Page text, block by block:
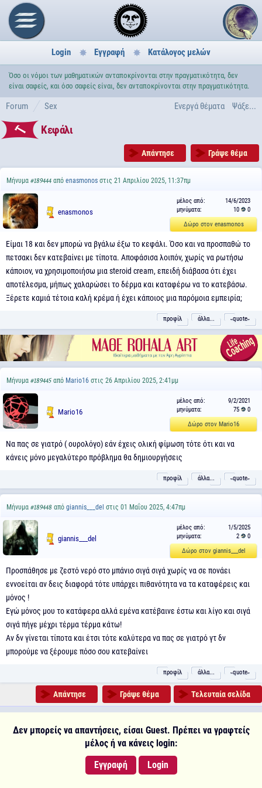
Login Εγγραφή Κατάλογος μελών
Όσο οι νόμοι των μαθηματικών ανταποκρίνονται στην πραγματικότητα, δεν
είναι σαφείς, και όσο σαφείς είναι, δεν ανταποκρίνονται στην πραγματικότητα.
Ενεργά θέματα Ψάξε...
Forum Sex
Κεφάλι
Απάντησε Γράψε θέμα
Μήνυμα #189444 από enasmonos στις 21 Απριλίου 2025, 11:37πμ
enasmonos
μέλος από:
14/6/2023
μηνύματα:
10
0
Δώρο στον enasmonos
Είμαι 18 και δεν μπορώ να βγάλω έξω το κεφάλι. Όσο και να προσπαθώ το
πετσακι δεν κατεβαίνει με τίποτα. Αποφάσισα λοιπόν, χωρίς να ρωτήσω
κάποιον, να χρησιμοποιήσω μια steroid cream, επειδή διάβασα ότι έχει
αποτέλεσμα, μήπως χαλαρώσει το δέρμα και καταφέρω να το κατεβάσω.
Ξέρετε καμιά τέτοια καλή κρέμα ή έχει κάποιος μια παρόμοια εμπειρία;
προφίλ άλλα... ˵quote˶
Μήνυμα #189445 από Mario16 στις 26 Απριλίου 2025, 2:41μμ
Mario16
μέλος από:
9/2/2021
μηνύματα:
75
0
Δώρο στον Mario16
Να πας σε γιατρό ( ουρολόγο) εάν έχεις ολική φίμωση τότε ότι και να
κάνεις μόνο μεγαλύτερο πρόβλημα θα δημιουργήσεις
προφίλ άλλα... ˵quote˶
Μήνυμα #189448 από giannis___del στις 01 Μαΐου 2025, 4:47πμ
giannis___del
μέλος από:
1/5/2025
μηνύματα:
2
0
Δώρο στον giannis___del
Προσπάθησε με ζεστό νερό στο μπάνιο σιγά σιγά χωρίς να σε πονάει
εννοείται αν δεις διαφορά τότε υπάρχει πιθανότητα να τα καταφέρεις και
μόνος !
Εγώ μόνος μου το κατάφερα αλλά εμένα κατέβαινε έστω και λίγο και σιγά
σιγά πήγε μέχρι τέρμα τέρμα κάτω!
Αν δν γίνεται τίποτα και έτσι τότε καλύτερα να πας σε γιατρό γτ δν
μπορούμε να ξέρουμε πόσο σου κατεβαίνει
προφίλ άλλα... ˵quote˶
Απάντησε Γράψε θέμα Τελευταία σελίδα
Δεν μπορείς να απαντήσεις, είσαι Guest. Πρέπει να γραφτείς
μέλος ή να κάνεις login:
Εγγραφή
Login